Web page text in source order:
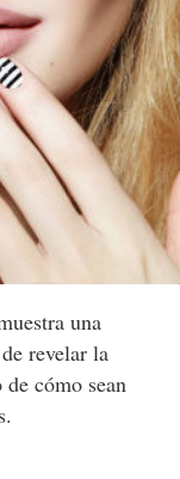
una
revelar la
cómo sean